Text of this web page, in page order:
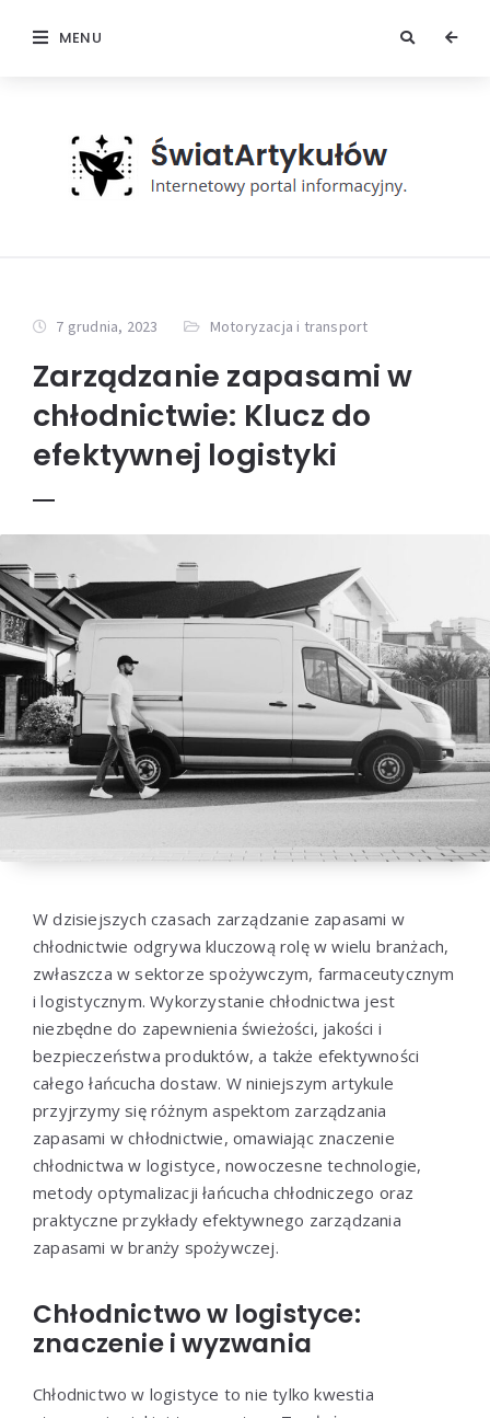
MENU
7 grudnia, 2023 Motoryzacja i transport
Zarządzanie zapasami w
chłodnictwie: Klucz do
efektywnej logistyki
W dzisiejszych czasach zarządzanie zapasami w
chłodnictwie odgrywa kluczową rolę w wielu branżach,
zwłaszcza w sektorze spożywczym, farmaceutycznym
i logistycznym. Wykorzystanie chłodnictwa jest
niezbędne do zapewnienia świeżości, jakości i
bezpieczeństwa produktów, a także efektywności
całego łańcucha dostaw. W niniejszym artykule
przyjrzymy się różnym aspektom zarządzania
zapasami w chłodnictwie, omawiając znaczenie
chłodnictwa w logistyce, nowoczesne technologie,
metody optymalizacji łańcucha chłodniczego oraz
praktyczne przykłady efektywnego zarządzania
zapasami w branży spożywczej.
Chłodnictwo w logistyce:
znaczenie i wyzwania
Chłodnictwo w logistyce to nie tylko kwestia